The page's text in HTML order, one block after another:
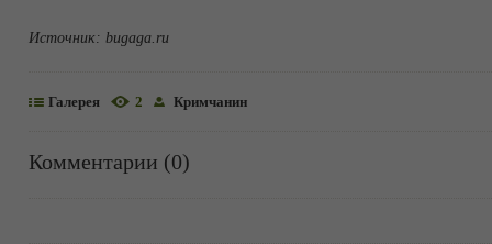
Источник: bugaga.ru
Галерея 2 Кримчанин
Комментарии (0)